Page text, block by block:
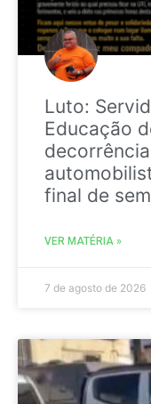
Luto:
Educação
final de
VER MATÉRIA »
7 de agosto de 2026